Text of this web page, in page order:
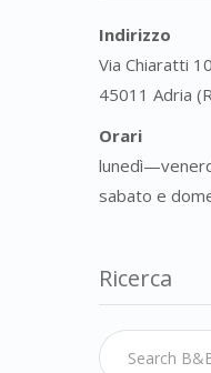
Indirizzo
Via Chiaratti 10
45011 Adria
Orari
sabato e
Ricerca